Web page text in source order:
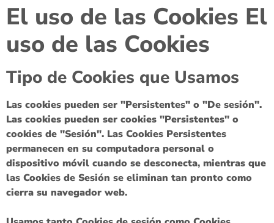
El uso de las Cookies El
uso de las Cookies
Tipo de Cookies que Usamos
Las cookies pueden ser "Persistentes" o "De sesión".
Las cookies pueden ser cookies "Persistentes" o
cookies de "Sesión". Las Cookies Persistentes
permanecen en su computadora personal o
dispositivo móvil cuando se desconecta, mientras que
las Cookies de Sesión se eliminan tan pronto como
cierra su navegador web.